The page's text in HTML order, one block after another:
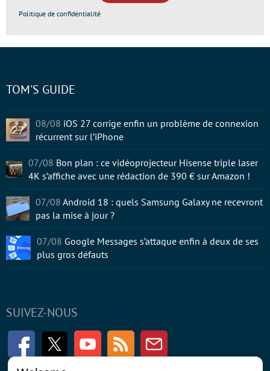
Politique de confidentialité
SUIVEZ-NOUS
FacebookTwitter Youtube RSS Newsletter
TOM'S GUIDE
08/08 iOS 27 corrige enfin un problème de connexion
récurrent sur l’iPhone
07/08 Bon plan : ce vidéoprojecteur Hisense triple laser
4K s’affiche avec une rédaction de 390 € sur Amazon !
07/08 Android 18 : quels Samsung Galaxy ne recevront
pas la mise à jour ?
07/08 Google Messages s’attaque enfin à deux de ses
plus gros défauts